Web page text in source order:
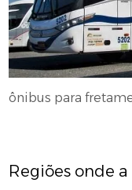
ônibus para
Regiões onde